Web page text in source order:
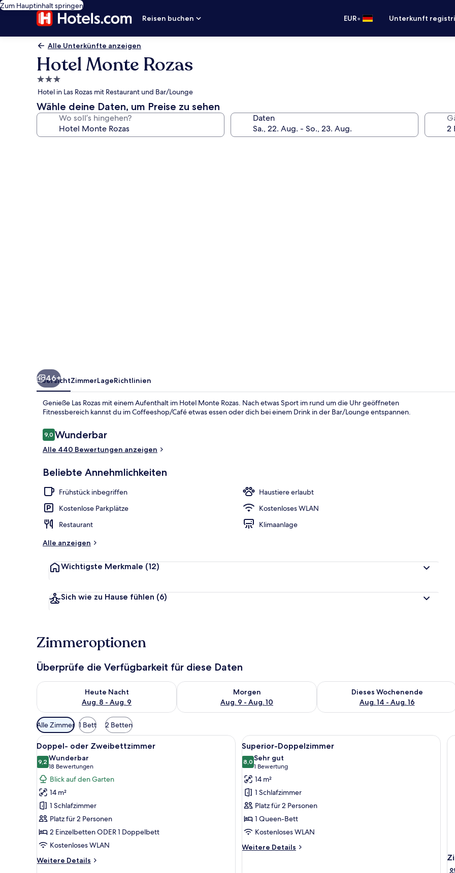
Zum Hauptinhalt springen
Reisen buchen
EUR• Unterkunft
Alle Unterkünfte anzeigen
Hotel Monte Rozas
3.0-
Sterne-
Unterkunft
Hotel in Las Rozas mit Restaurant und Bar/Lounge
Wähle deine Daten, um Preise zu sehen
Wo soll’s hingehen? Daten
Tägliches inbegriffenes Frühstücksbuffet
Superior-
46+
ÜbersichtZimmerLageRichtlinien
Genieße Las Rozas mit einem Aufenthalt im Hotel Monte Rozas. Nach etwas Sport im rund um die Uhr geöffneten
Fitnessbereich kannst du im Coffeeshop/Café etwas essen oder dich bei einem Drink in der Bar/Lounge entspannen.
Bewertungen
9,09,0 von 10.
Wunderbar
Alle 440 Bewertungen anzeigen
Beliebte Annehmlichkeiten
Frühstück inbegriffen
Haustiere erlaubt
Kostenlose Parkplätze
Kostenloses WLAN
Restaurant
Klimaanlage
Alle anzeigen
Wichtigste Merkmale (12)
Sich wie zu Hause fühlen (6)
Zimmeroptionen
Überprüfe die Verfügbarkeit für diese Daten
Heute Nacht
Aug. 8 - Aug. 9
Überprüfe die Verfügbarkeit für heute Nacht, Aug. 8 - Aug. 9.
Morgen
Aug. 9 - Aug. 10
Überprüfe die Verfügbarkeit für morgen, Aug. 9 - Aug. 10.
Dieses Wochenende
Aug. 14 - Aug. 16
Überprüfe die Verfügbarkeit für
Verfügbare
Filter
für
Zimmer
Alle Zimmer 1 Bett 2 Betten
Alle
Fotos
für
Doppel-
oder
Zweibettzimmer
anzeigen
Ein Hotelzimmer mit Bett, Schreibtisch, Stuhl und einem Fenster mit Vorhängen.
6
Doppel- oder Zweibettzimmer
9,29,2 von 10
Wunderbar
18 Bewertungen
(18
Bewertungen)
Blick auf den Garten
14 m²
1 Schlafzimmer
Platz für 2 Personen
2 Einzelbetten ODER 1 Doppelbett
Kostenloses WLAN
Weitere Details
Weitere
Alle
Fotos
für
Superior-
Doppelzimmer
anzeigen
Ein Hotelzimmer mit Bett,
11
Superior-Doppelzimmer
8,08,0 von 10
Sehr gut
1 Bewertung
(1
Bewertung)
14 m²
1 Schlafzimmer
Platz für 2 Personen
1 Queen-Bett
Kostenloses WLAN
Weitere Details
Weitere